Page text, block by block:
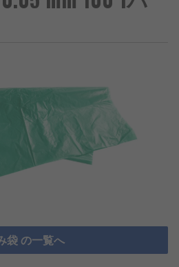
袋 の一覧へ